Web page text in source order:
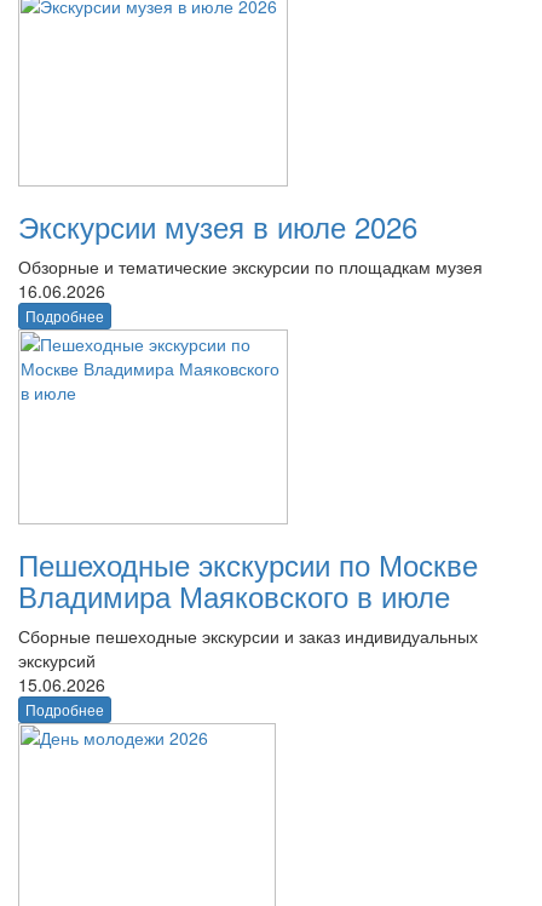
Экскурсии музея в июле 2026
Обзорные и тематические экскурсии по площадкам музея
16.06.2026
Подробнее
Пешеходные экскурсии по Москве
Владимира Маяковского в июле
Сборные пешеходные экскурсии и заказ индивидуальных
экскурсий
15.06.2026
Подробнее